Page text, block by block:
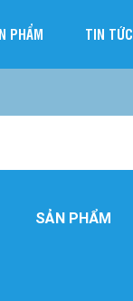
PHẨM TIN TỨC
SẢN PHẨM